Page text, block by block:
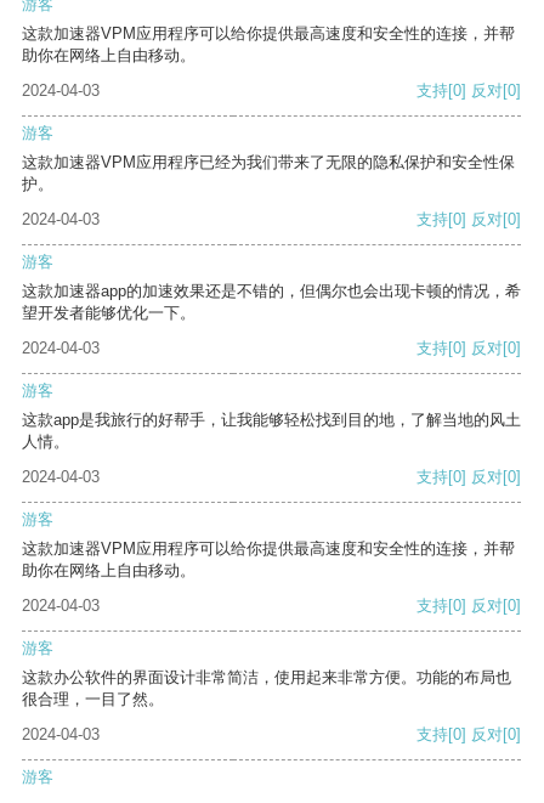
游客
这款加速器VPM应用程序可以给你提供最高速度和安全性的连接，并帮
助你在网络上自由移动。
2024-04-03
支持[0] 反对[0]
游客
这款加速器VPM应用程序已经为我们带来了无限的隐私保护和安全性保
护。
2024-04-03
支持[0] 反对[0]
游客
这款加速器app的加速效果还是不错的，但偶尔也会出现卡顿的情况，希
望开发者能够优化一下。
2024-04-03
支持[0] 反对[0]
游客
这款app是我旅行的好帮手，让我能够轻松找到目的地，了解当地的风土
人情。
2024-04-03
支持[0] 反对[0]
游客
这款加速器VPM应用程序可以给你提供最高速度和安全性的连接，并帮
助你在网络上自由移动。
2024-04-03
支持[0] 反对[0]
游客
这款办公软件的界面设计非常简洁，使用起来非常方便。功能的布局也
很合理，一目了然。
2024-04-03
支持[0] 反对[0]
游客